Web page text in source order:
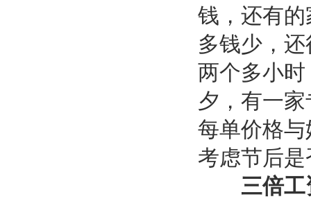
钱，还有
多钱少，
两个多小
夕，有一
每单价格
考虑节后
三倍工